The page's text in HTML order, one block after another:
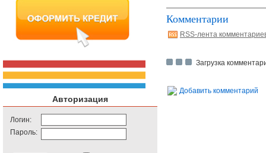
Авторизация
Логин:
Пароль:
Комментарии
RSS-лента
Загрузка
Добавить комментарий